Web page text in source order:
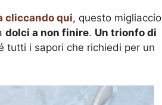
cliccando qui, questo migliaccio
dolci a non finire. Un trionfo di
tutti i sapori che richiedi per un